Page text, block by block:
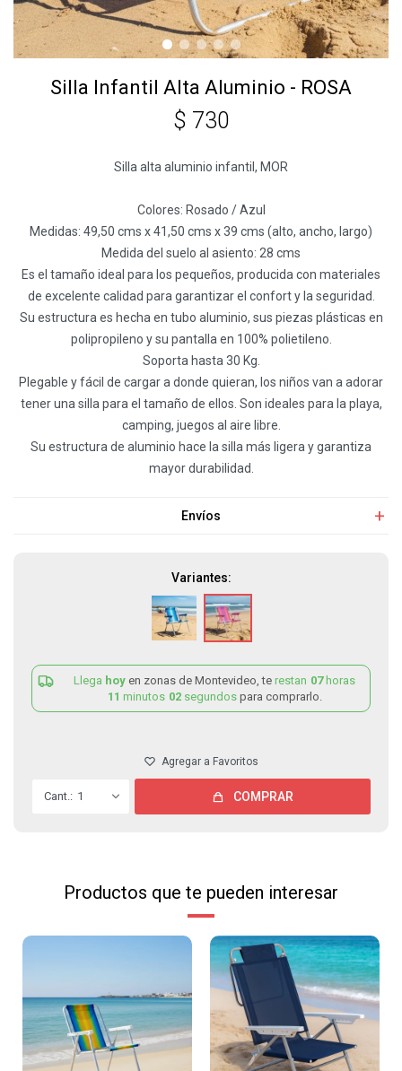
Silla Infantil Alta Aluminio - ROSA
$ 730
Silla alta aluminio infantil, MOR
Colores: Rosado / Azul
Medidas: 49,50 cms x 41,50 cms x 39 cms (alto, ancho, largo)
Medida del suelo al asiento: 28 cms
Es el tamaño ideal para los pequeños, producida con materiales
de excelente calidad para garantizar el confort y la seguridad.
Su estructura es hecha en tubo aluminio, sus piezas plásticas en
polipropileno y su pantalla en 100% polietileno.
Soporta hasta 30 Kg.
Plegable y fácil de cargar a donde quieran, los niños van a adorar
tener una silla para el tamaño de ellos. Son ideales para la playa,
camping, juegos al aire libre.
Su estructura de aluminio hace la silla más ligera y garantiza
mayor durabilidad.
Envíos
Variantes:
Llega hoy en zonas de Montevideo, te restan 07horas
11 minutos 02 segundos para comprarlo.
1 COMPRAR
Productos que te pueden interesar